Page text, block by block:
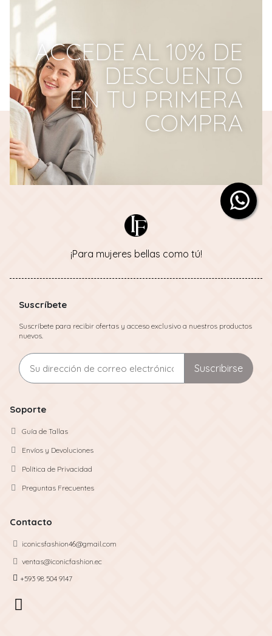
ACCEDE AL 10% DE
DESCUENTO
EN TU PRIMERA
COMPRA
¡Para mujeres bellas como tú!
Suscríbete
Suscríbete para recibir ofertas y acceso exclusivo a nuestros productos
nuevos.
Suscribirse
Soporte
Guía de Tallas
Envíos y Devoluciones
Política de Privacidad
Preguntas Frecuentes
Contacto
iconicsfashion46@gmail.com
ventas@iconicfashion.ec
+593 98 504 9147